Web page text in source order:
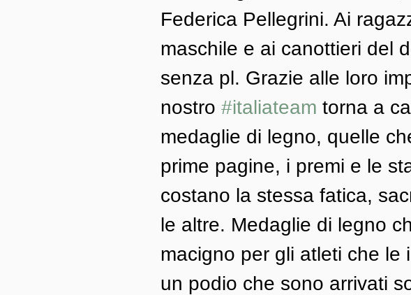
Federica Pellegrini. Ai
maschile e ai canottieri del
senza pl. Grazie alle loro
nostro #italiateam torna a
medaglie di legno, quelle
prime pagine, i premi e le
costano la stessa fatica,
le altre. Medaglie di legno
macigno per gli atleti che le
un podio che sono arrivati